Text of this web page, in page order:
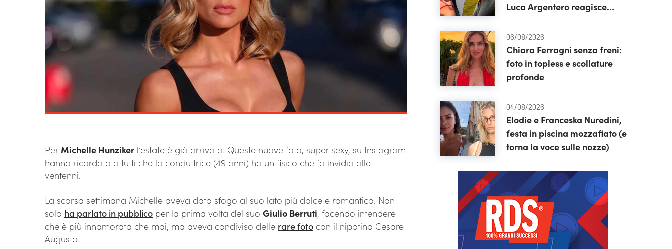
Per Michelle Hunzikerl’estate è già arrivata. Queste nuove foto, super sexy, su Instagram
hanno ricordato a tutti che la conduttrice (49 anni) ha un fisico che fa invidia alle
ventenni.
La scorsa settimana Michelle aveva dato sfogo al suo lato più dolce e romantico. Non
solo ha parlato in pubblico per la prima volta del suo Giulio Berruti, facendo intendere
che è più innamorata che mai, ma aveva condiviso delle rare foto con il nipotino Cesare
Augusto.
Luca Argentero reagisce
06/08/2026
Chiara Ferragni senza freni:
foto in topless e scollature
profonde
04/08/2026
Elodie e Franceska Nuredini,
festa in piscina mozzafiato (e
torna la voce sulle nozze)